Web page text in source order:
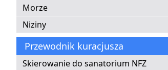
Morze
Niziny
Przewodnik kuracjusza
Skierowanie do sanatorium NFZ